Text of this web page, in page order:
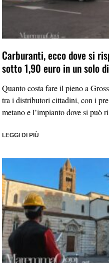
Carburanti, ecco dove si
sotto 1,90 euro in un solo
Quanto costa fare il pieno a
tra i distributori cittadini, con i
metano e l’impianto dove si può
LEGGI DI PIÙ